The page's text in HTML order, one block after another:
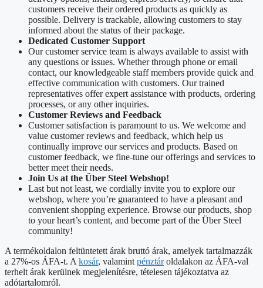
customers receive their ordered products as quickly as
possible. Delivery is trackable, allowing customers to stay
informed about the status of their package.
Dedicated Customer Support
Our customer service team is always available to assist with
any questions or issues. Whether through phone or email
contact, our knowledgeable staff members provide quick and
effective communication with customers. Our trained
representatives offer expert assistance with products, ordering
processes, or any other inquiries.
Customer Reviews and Feedback
Customer satisfaction is paramount to us. We welcome and
value customer reviews and feedback, which help us
continually improve our services and products. Based on
customer feedback, we fine-tune our offerings and services to
better meet their needs.
Join Us at the Über Steel Webshop!
Last but not least, we cordially invite you to explore our
webshop, where you’re guaranteed to have a pleasant and
convenient shopping experience. Browse our products, shop
to your heart’s content, and become part of the Über Steel
community!
A termékoldalon feltüntetett árak bruttó árak, amelyek tartalmazzák
a 27%-os ÁFA-t. A kosár, valamint pénztároldalakon az ÁFA-val
terhelt árak kerülnek megjelenítésre, tételesen tájékoztatva az
adótartalomról.